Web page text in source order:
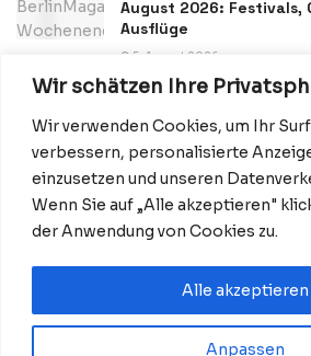
Wir schätzen Ihre
Wir verwenden Cookies, um Ihr
verbessern, personalisierte
einzusetzen und unseren
Wenn Sie auf „Alle akzeptieren"
der Anwendung von Cookies zu.
Anpassen
Alle akzeptieren
August 2026: Festivals,
Ausflüge
5. August 2026
Datenschutzerklärung
© 2026